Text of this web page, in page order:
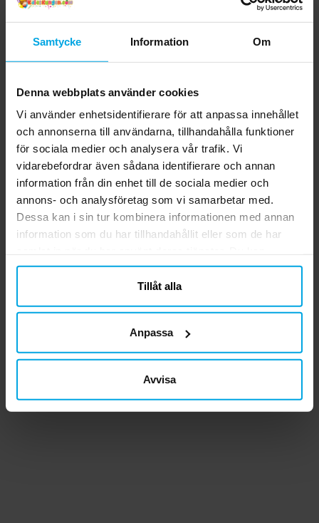
Samtycke Information Om
Denna webbplats använder cookies
Vi använder enhetsidentifierare för att anpassa innehållet
och annonserna till användarna, tillhandahålla funktioner
för sociala medier och analysera vår trafik. Vi
vidarebefordrar även sådana identifierare och annan
information från din enhet till de sociala medier och
annons- och analysföretag som vi samarbetar med.
Dessa kan i sin tur kombinera informationen med annan
information som du har tillhandahållit eller som de har
närsomhelst ändra ditt samtycke.
Tillåt alla
Anpassa
Avvisa